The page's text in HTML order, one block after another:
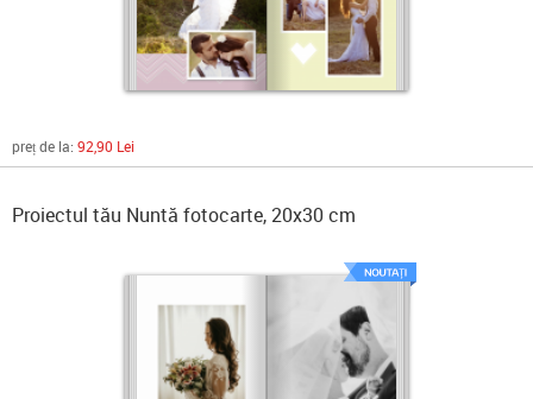
preț de la: 92,90 Lei
Proiectul tău Nuntă fotocarte, 20x30 cm